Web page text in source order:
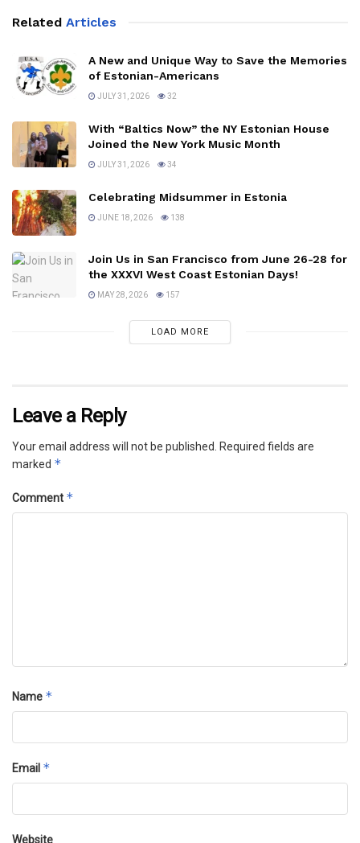
Related Articles
A New and Unique Way to Save the Memories
of Estonian-Americans
JULY 31, 2026 32
With “Baltics Now” the NY Estonian House
Joined the New York Music Month
JULY 31, 2026 34
Celebrating Midsummer in Estonia
JUNE 18, 2026 138
Join Us in San Francisco from June 26-28 for
the XXXVI West Coast Estonian Days!
MAY 28, 2026 157
LOAD MORE
Leave a Reply
Your email address will not be published.
Required fields are
marked *
Comment *
Name *
Email *
Website